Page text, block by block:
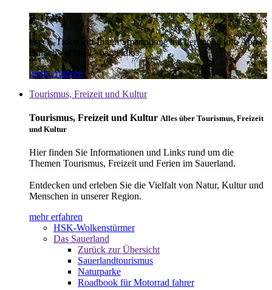
E-Ticket
Das E-Ticket auf Ihrem Smartphone mit der mobil info App -
einfach - schnell - bargeldlos
mehr erfahren
Tourismus, Freizeit und Kultur
Tourismus, Freizeit und Kultur Alles über Tourismus, Freizeit
und Kultur
Hier finden Sie Informationen und Links rund um die
Themen Tourismus, Freizeit und Ferien im Sauerland.
Entdecken und erleben Sie die Vielfalt von Natur, Kultur und
Menschen in unserer Region.
mehr erfahren
HSK-Wolkenstürmer
Das Sauerland
Zurück zur Übersicht
Sauerlandtourismus
Naturparke
Roadbook für Motorrad fahrer